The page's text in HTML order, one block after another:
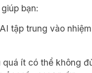
bạn:
tập trung vào
quá ít có thể không